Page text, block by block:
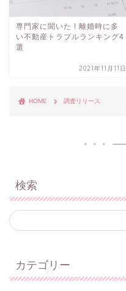
専門家に聞いた ! 離婚時に多
い不動産トラブルランキング4
選
2021年11月11日
HOME 調査リリース
検索
カテゴリー